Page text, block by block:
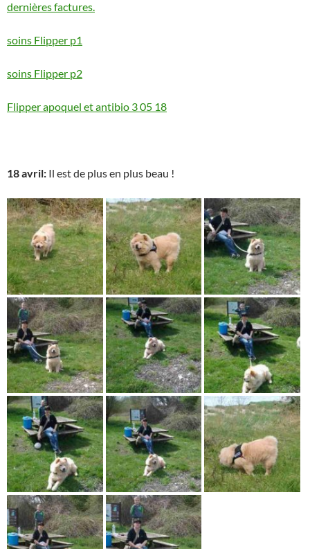
dernières factures.
soins Flipper p1
soins Flipper p2
Flipper apoquel et antibio 3 05 18
18 avril: Il est de plus en plus beau !